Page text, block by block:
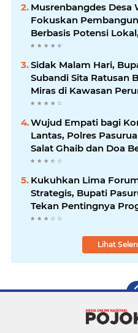
Musrenbangdes Desa
Fokuskan
Berbasis Potensi
Optimistis Meski
Sidak Malam Hari,
Subandi Sita Ratusan
Miras di Kawasan
Sidoarjo
Wujud Empati bagi
Lantas, Polres
Salat Ghaib dan Doa
Kukuhkan Lima
Strategis, Bupati
Tekan Pentingnya
Nyata untuk Rakyat
Lihat